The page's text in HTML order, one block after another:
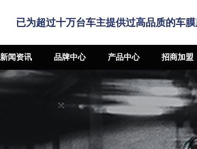
已为超过十万台车主提供过高品质的车膜
新闻资讯 品牌中心 产品中心 招商加盟